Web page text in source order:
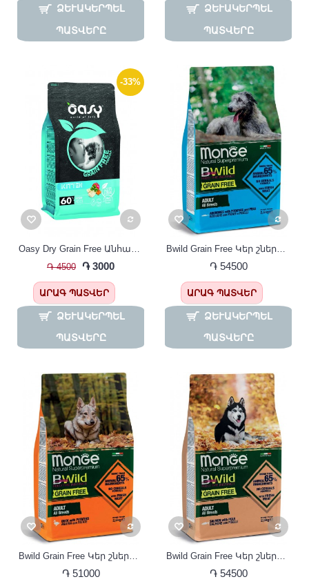
ՁԵՒԱԿԵՐՊԵԼ Պ
ԱՏՎԵՐԸ
ՁԵՒԱԿԵՐՊԵԼ Պ
ԱՏՎԵՐԸ
-33%
֏ 4500
֏ 3000
ԱՐԱԳ ՊԱՏՎԵՐ
ՁԵՒԱԿԵՐՊԵԼ Պ
ԱՏՎԵՐԸ
֏ 54500
ԱՐԱԳ ՊԱՏՎԵՐ
ՁԵՒԱԿԵՐՊԵԼ Պ
ԱՏՎԵՐԸ
֏ 51000 ֏ 54500